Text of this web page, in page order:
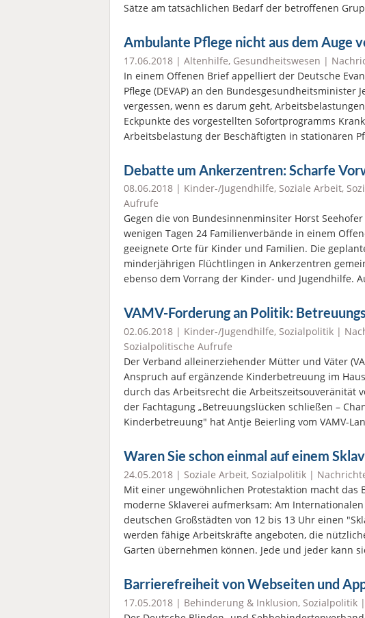
Sätze am tatsächlichen Bedarf der betroffenen
Ambulante Pflege nicht aus dem Auge
17.06.2018 | Altenhilfe, Gesundheitswesen |
In einem Offenen Brief appelliert der Deutsche
Pflege (DEVAP) an den Bundesgesundheitsminister
vergessen, wenn es darum geht,
Eckpunkte des vorgestellten Sofortprogramms
Arbeits­belastung der Beschäftigten in stationären
Debatte um Ankerzentren: Scharfe
08.06.2018 | Kinder-/Jugendhilfe, Soziale Arbeit,
Aufrufe
Gegen die von Bundesinnenminsiter Horst
wenigen Tagen 24 Familienverbände in einem
geeignete Orte für Kinder und Familien. Die
minderjährigen Flüchtlingen in Ankerzentren
ebenso dem Vorrang der Kinder- und Jugendhilfe.
VAMV-Forderung an Politik:
02.06.2018 | Kinder-/Jugendhilfe, Sozialpolitik |
Sozialpolitische Aufrufe
Der Verband alleinerziehender Mütter und Väter
Anspruch auf ergänzende Kinderbetreuung im
durch das Arbeitsrecht die Arbeitszeitsouveränität
der Fachtagung „Betreuungslücken schließen –
Kinderbetreuung" hat Antje Beierling vom VAMV-
Waren Sie schon einmal auf einem
24.05.2018 | Soziale Arbeit, Sozialpolitik |
Mit einer ungewöhnlichen Protestaktion macht das
moderne Sklaverei aufmerksam: Am
deutschen Großstädten von 12 bis 13 Uhr einen
werden fähige Arbeitskräfte angeboten, die
Garten übernehmen können. Jede und jeder kann
Barrierefreiheit von Webseiten und
17.05.2018 | Behinderung & Inklusion, Sozialpolitik |